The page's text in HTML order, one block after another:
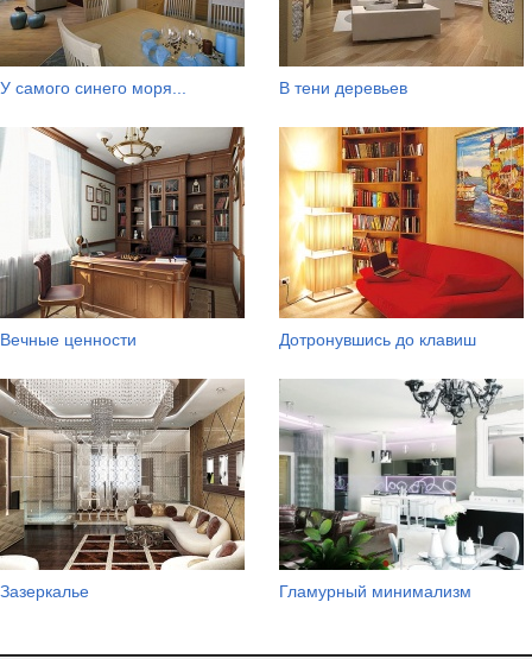
У самого синего моря... В тени деревьев
Вечные ценности Дотронувшись до клавиш
Зазеркалье Гламурный минимализм